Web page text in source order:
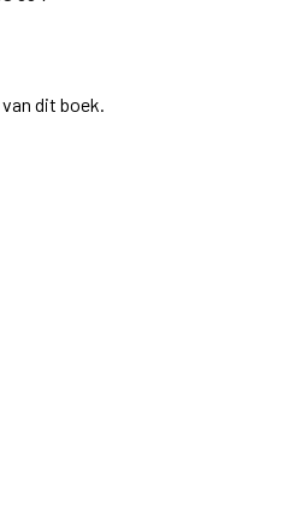
dit boek.